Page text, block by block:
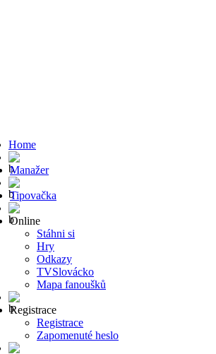
Home
Manažer
Tipovačka
Online
Stáhni si
Hry
Odkazy
TVSlovácko
Mapa fanoušků
Registrace
Registrace
Zapomenuté heslo